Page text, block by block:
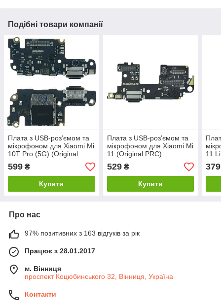
Подібні товари компанії
Плата з USB-роз’ємом та
мікрофоном для Xiaomi Mi
10T Pro (5G) (Original
PRC)
599 ₴
Купити
Плата з USB-роз’ємом та
мікрофоном для Xiaomi Mi
11 (Original PRC)
529₴
Купити
11
379
Про нас
97% позитивних з 163 відгуків за рік
Працює з 28.01.2017
м. Вінниця
проспект Коцюбинського 32, Вінниця, Україна
Контакти